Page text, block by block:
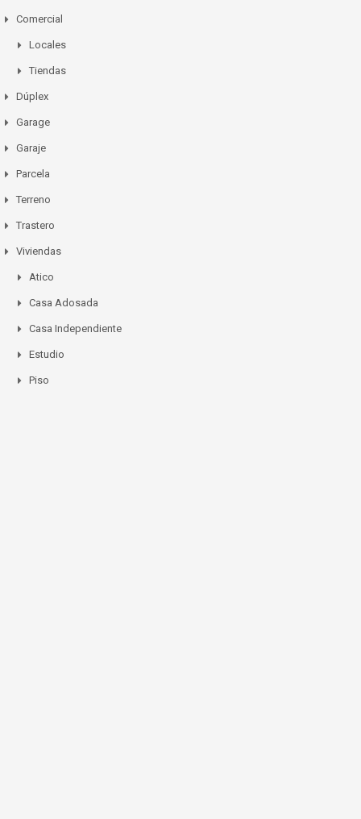
Comercial
Locales
Tiendas
Dúplex
Garage
Garaje
Parcela
Terreno
Trastero
Viviendas
Atico
Casa Adosada
Casa Independiente
Estudio
Piso